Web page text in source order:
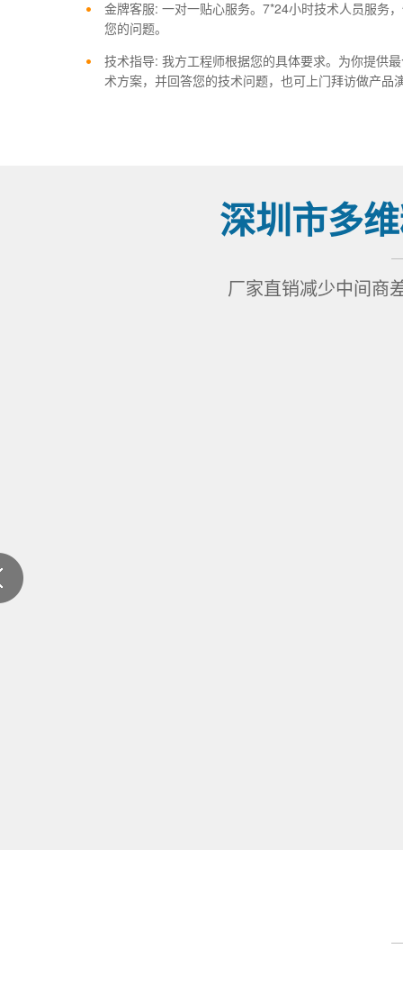
金牌客服: 一对一贴心服务。7*24小时技术人员服务
您的问题。
技术指导: 我方工程师根据您的具体要求。为你提供
术方案，并回答您的技术问题，也可上门拜访做产品
深圳市多
厂家直销减少中间商